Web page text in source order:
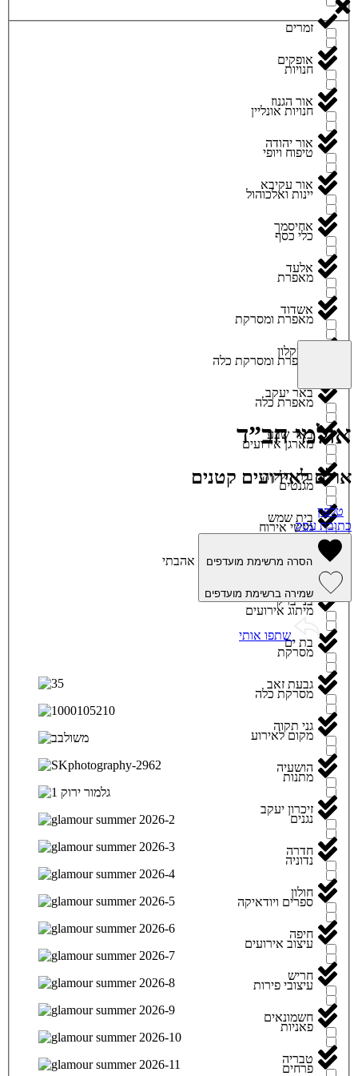
זמרים
חנויות
חנויות אונליין
טיפוח ויופי
יינות ואלכוהול
כלי כסף
מאפרת
מאפרת ומסרקת
מאפרת ומסרקת כלה
מאפרת כלה
מארגן אירועים
מגנטים
מגשי אירוח
מוזיקה
מיתוג אירועים
מסרקת
מסרקת כלה
מקום לאירוע
מתנות
נגנים
נדוניה
ספרים ויודאיקה
עיצוב אירועים
עיצובי פירות
פאניות
פרחים
אופקים
אור הגנוז
אור יהודה
אור עקיבא
אחיסמך
אלעד
אשדוד
אשקלון
באר יעקב
באר שבע
בית חלקיה
בית שמש
ביתר עילית
בני ברק
בת ים
גבעת זאב
גני תקוה
הושעיה
זיכרון יעקב
חדרה
חולון
חיפה
חריש
חשמונאים
טבריה
אולמי חב”ד
אולם לאירועים קטנים
טלפון
כתובת עסק
הסרה מרשימת מועדפים
שמירה ברשימת מועדפים
אהבתי
שתפו אותי